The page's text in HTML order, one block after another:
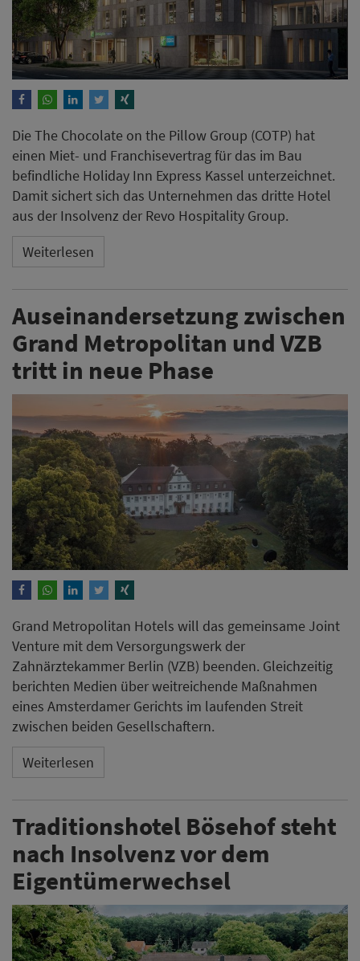
Die The Chocolate on the Pillow Group (COTP) hat
einen Miet- und Franchisevertrag für das im Bau
befindliche Holiday Inn Express Kassel unterzeichnet.
Damit sichert sich das Unternehmen das dritte Hotel
aus der Insolvenz der Revo Hospitality Group.
Weiterlesen
Auseinandersetzung zwischen
Grand Metropolitan und VZB
tritt in neue Phase
Grand Metropolitan Hotels will das gemeinsame Joint
Venture mit dem Versorgungswerk der
Zahnärztekammer Berlin (VZB) beenden. Gleichzeitig
berichten Medien über weitreichende Maßnahmen
eines Amsterdamer Gerichts im laufenden Streit
zwischen beiden Gesellschaftern.
Weiterlesen
Traditionshotel Bösehof steht
nach Insolvenz vor dem
Eigentümerwechsel